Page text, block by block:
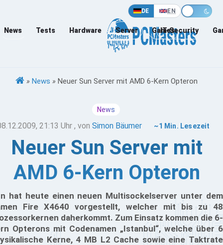
DE EN
News Tests Hardware Server Games
IT-Security
» News » Neuer Sun Server mit AMD 6-Kern Opteron
News
21:13 Uhr , vonSimon Bäumer ~1 Min. Lesezeit
Neuer Sun Server mit
AMD 6-Kern Opteron
hat heute einen neuen Multisockelserver unter dem
Fire X4640 vorgestellt, welcher mit bis zu 48
daherkommt. Zum Einsatz kommen die 6-
Opterons mit Codenamen „Istanbul“, welche über 6
Kerne, 4 MB L2 Cache sowie eine Taktrate